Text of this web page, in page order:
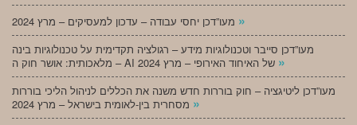
»
מעו”דכן סייבר וטכנולוגיות מידע – רגולציה תקדימית על טכנולוגיות בינה
»
מעו”דכן ליטיגציה – חוק בוררות חדש משנה את הכללים לניהול הליכי בוררות
»